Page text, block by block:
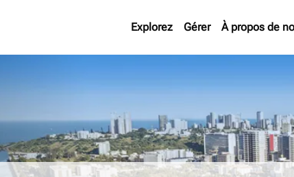
Explorez Gérer À propos de